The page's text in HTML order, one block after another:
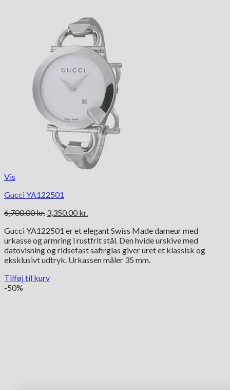
Vis
Gucci YA122501
6,700.00kr. Den
pris
var:
6,700.00 kr..
3,350.00 kr.
pris
er:
3,350.00 kr..
Gucci YA122501 er et elegant Swiss Made dameur med
urkasse og armring i rustfrit stål. Den hvide urskive med
datovisning og ridsefast safirglas giver uret et klassisk og
eksklusivt udtryk. Urkassen måler 35 mm.
Tilføj til kurv
-50%